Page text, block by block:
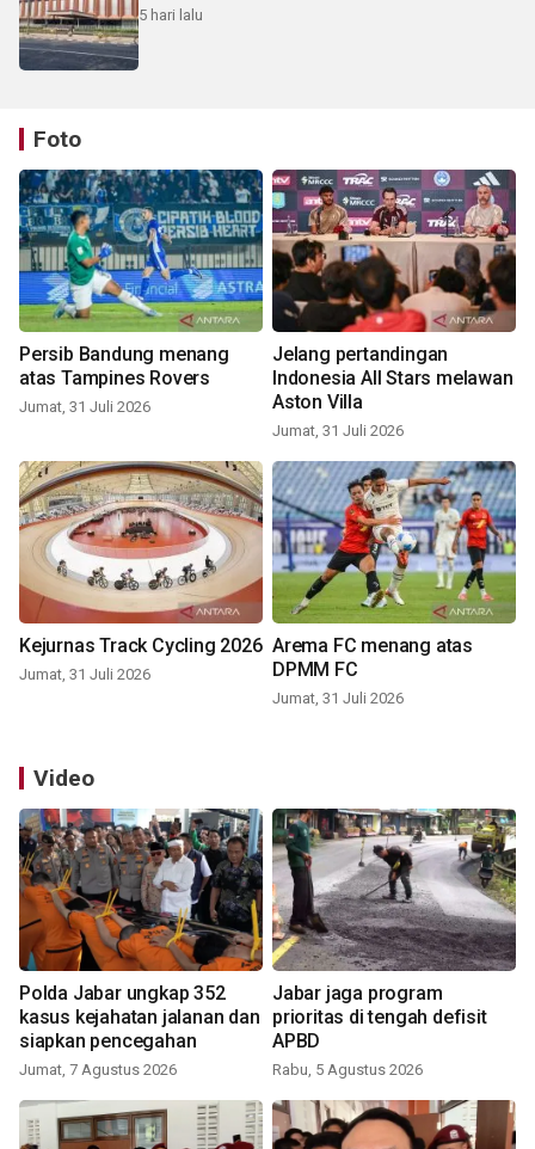
5 hari lalu
Foto
Persib Bandung menang
atas Tampines Rovers
Jumat, 31 Juli 2026
Jelang pertandingan
Indonesia All Stars melawan
Aston Villa
Jumat, 31 Juli 2026
Kejurnas Track Cycling 2026
Jumat, 31 Juli 2026
Arema FC menang atas
DPMM FC
Jumat, 31 Juli 2026
Video
Polda Jabar ungkap 352
kasus kejahatan jalanan dan
siapkan pencegahan
Jumat, 7 Agustus 2026
Jabar jaga program
prioritas di tengah defisit
APBD
Rabu, 5 Agustus 2026